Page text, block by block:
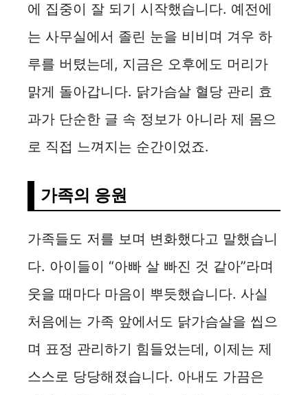
에 집중이 잘 되기 시작했습니다. 예전에
는 사무실에서 졸린 눈을 비비며 겨우 하
루를 버텼는데, 지금은 오후에도 머리가
맑게 돌아갑니다. 닭가슴살 혈당 관리 효
과가 단순한 글 속 정보가 아니라 제 몸으
로 직접 느껴지는 순간이었죠.
가족의 응원
가족들도 저를 보며 변화했다고 말했습니
다. 아이들이 “아빠 살 빠진 것 같아”라며
웃을 때마다 마음이 뿌듯했습니다. 사실
처음에는 가족 앞에서도 닭가슴살을 씹으
며 표정 관리하기 힘들었는데, 이제는 제
스스로 당당해졌습니다. 아내도 가끔은